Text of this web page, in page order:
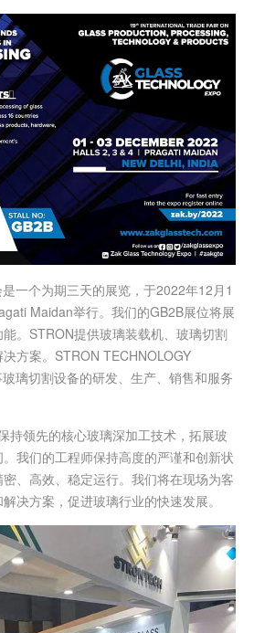
一个为期三天的展览，于2022年12月1
Maidan举行。我们的GB2B展位将展
。STRON提供玻璃装载机、玻璃切割
方案。STRON TECHNOLOGY
璃切割设备的研发、生产、销售和服务
持领先的核心玻璃深加工技术，拓展玻
我们的工程师保持高度的严谨和创新状
、高效、稳定运行。我们将在现场为客
决方案，促进玻璃行业的快速发展。